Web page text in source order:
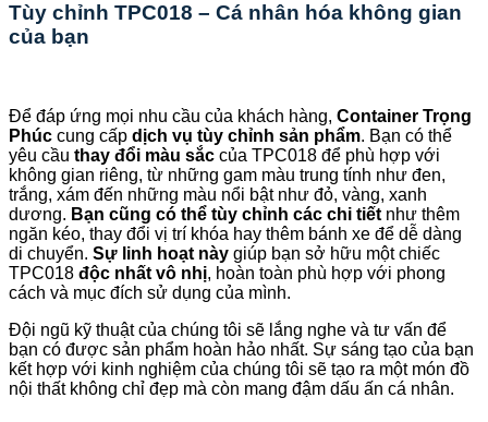
Tùy chỉnh TPC018 – Cá nhân hóa không gian
của bạn
Để đáp ứng mọi nhu cầu của khách hàng, Container Trọng
Phúc cung cấp dịch vụ tùy chỉnh sản phẩm. Bạn có thể
yêu cầu thay đổi màu sắc của TPC018 để phù hợp với
không gian riêng, từ những gam màu trung tính như đen,
trắng, xám đến những màu nổi bật như đỏ, vàng, xanh
dương. Bạn cũng có thể tùy chỉnh các chi tiết như thêm
ngăn kéo, thay đổi vị trí khóa hay thêm bánh xe để dễ dàng
di chuyển. Sự linh hoạt này giúp bạn sở hữu một chiếc
TPC018 độc nhất vô nhị, hoàn toàn phù hợp với phong
cách và mục đích sử dụng của mình.
Đội ngũ kỹ thuật của chúng tôi sẽ lắng nghe và tư vấn để
bạn có được sản phẩm hoàn hảo nhất. Sự sáng tạo của bạn
kết hợp với kinh nghiệm của chúng tôi sẽ tạo ra một món đồ
nội thất không chỉ đẹp mà còn mang đậm dấu ấn cá nhân.